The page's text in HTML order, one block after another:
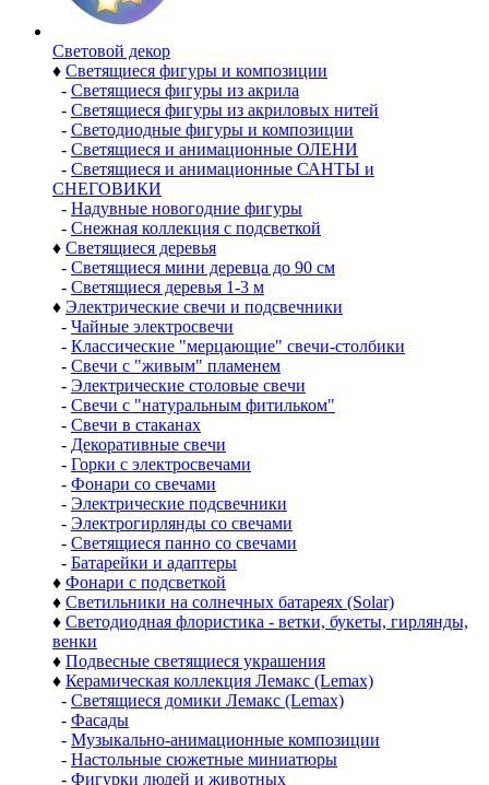
Световой декор
♦ Светящиеся фигуры и композиции
- Светящиеся фигуры из акрила
- Светящиеся фигуры из акриловых нитей
- Светодиодные фигуры и композиции
- Светящиеся и анимационные ОЛЕНИ
- Светящиеся и анимационные САНТЫ и
СНЕГОВИКИ
- Надувные новогодние фигуры
- Снежная коллекция с подсветкой
♦ Светящиеся деревья
- Светящиеся мини деревца до 90 см
- Светящиеся деревья 1-3 м
♦ Электрические свечи и подсвечники
- Чайные электросвечи
- Классические "мерцающие" свечи-столбики
- Свечи с "живым" пламенем
- Электрические столовые свечи
- Свечи с "натуральным фитильком"
- Свечи в стаканах
- Декоративные свечи
- Горки с электросвечами
- Фонари со свечами
- Электрические подсвечники
- Электрогирлянды со свечами
- Светящиеся панно со свечами
- Батарейки и адаптеры
♦ Фонари с подсветкой
♦ Светильники на солнечных батареях (Solar)
♦ Светодиодная флористика - ветки, букеты, гирлянды,
венки
♦ Подвесные светящиеся украшения
♦ Керамическая коллекция Лемакс (Lemax)
- Светящиеся домики Лемакс (Lemax)
- Фасады
- Музыкально-анимационные композиции
- Настольные сюжетные миниатюры
- Фигурки людей и животных